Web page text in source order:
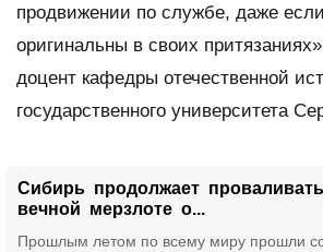
продвижении по службе, даже
оригинальны в своих
доцент кафедры отечественной
государственного университета
Сибирь продолжает
вечной мерзлоте о...
Прошлым летом по всему миру прошли